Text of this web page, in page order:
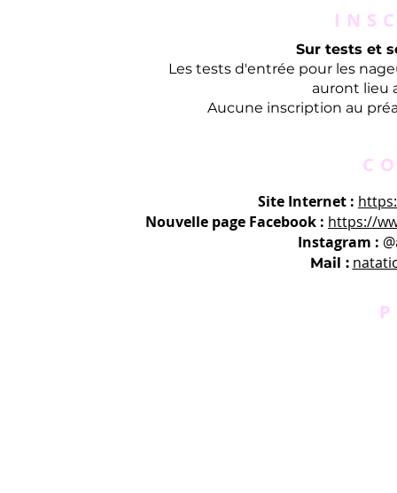
Sur tests et
‌Les tests d'entrée pour les
auront lieu
Aucune inscription au
Site Internet :
Nouvelle page Facebook : https://
Instagram : @
Mail :